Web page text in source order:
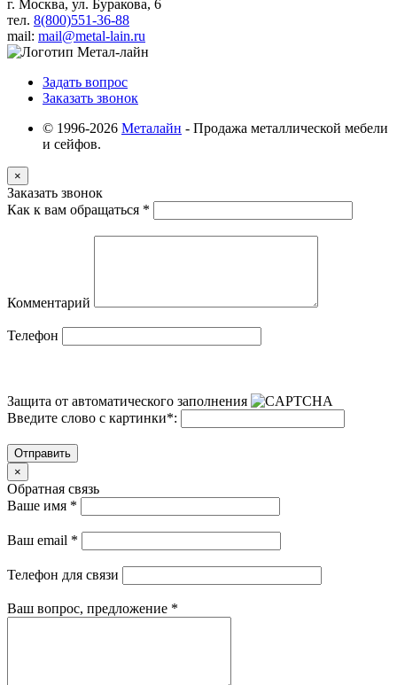
г. Москва, ул. Буракова, 6
тел. 8(800)551-36-88
mail: mail@metal-lain.ru
Задать вопрос
Заказать звонок
© 1996-2026 Металайн - Продажа металлической мебели
и сейфов.
×
Заказать звонок
Как к вам обращаться *
Комментарий
Телефон
Защита от автоматического заполнения
Введите слово с картинки*:
Отправить
×
Обратная связь
Ваше имя *
Ваш email *
Телефон для связи
Ваш вопрос, предложение *